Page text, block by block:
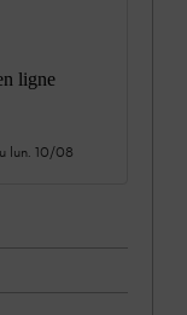
ligne
lun. 10/08